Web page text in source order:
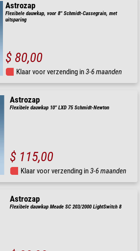
Astrozap
Flexibele dauwkap, voor 8'' Schmidt-Cassegrain, met
uitsparing
$ 80,00
Klaar voor verzending in3-6 maanden
Astrozap
Flexibele dauwkap 10'' LXD 75 Schmidt-Newton
$ 115,00
Klaar voor verzending in3-6 maanden
Astrozap
Flexibele dauwkap Meade SC 203/2000 LightSwitch 8